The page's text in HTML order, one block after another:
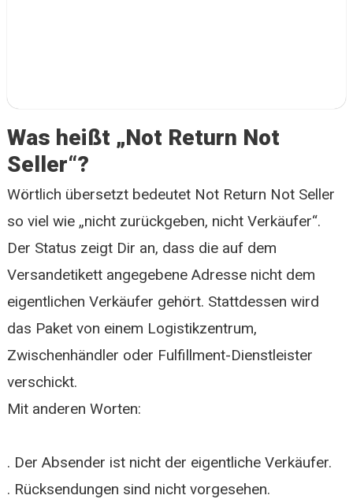
Was heißt „Not Return Not
Seller“?
Wörtlich übersetzt bedeutet Not Return Not Seller
so viel wie „nicht zurückgeben, nicht Verkäufer“.
Der Status zeigt Dir an, dass die auf dem
Versandetikett angegebene Adresse nicht dem
eigentlichen Verkäufer gehört. Stattdessen wird
das Paket von einem Logistikzentrum,
Zwischenhändler oder Fulfillment-Dienstleister
verschickt.
Mit anderen Worten:
. Der Absender ist nicht der eigentliche Verkäufer.
. Rücksendungen sind nicht vorgesehen.